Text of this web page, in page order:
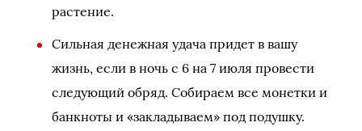
растение.
Сильная денежная удача придет в вашу
жизнь, если в ночь с 6 на 7 июля провести
следующий обряд. Собираем все монетки и
банкноты и «закладываем» под подушку.